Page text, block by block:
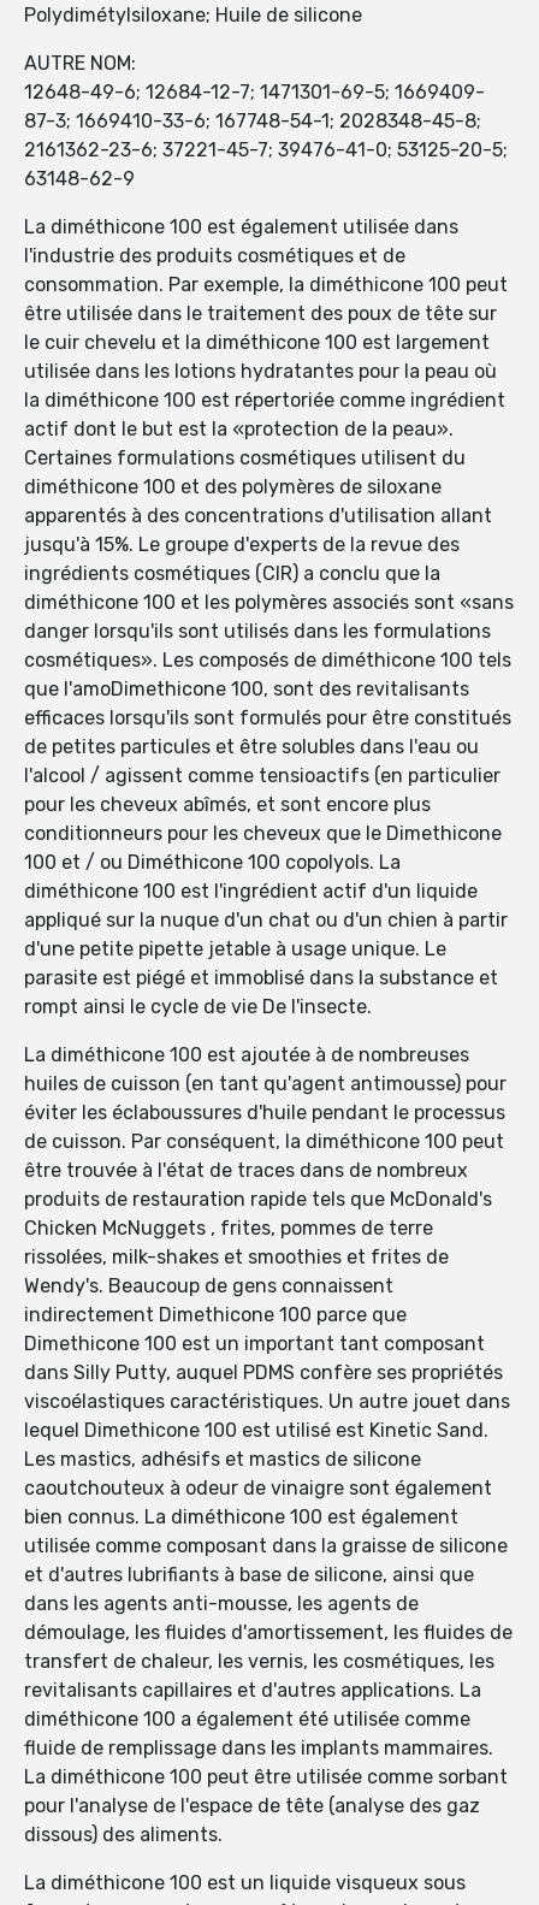
Polydimétylsiloxane; Huile de silicone
AUTRE NOM:
12648-49-6; 12684-12-7; 1471301-69-5; 1669409-
87-3; 1669410-33-6; 167748-54-1; 2028348-45-8;
2161362-23-6; 37221-45-7; 39476-41-0; 53125-20-5;
63148-62-9
La diméthicone 100 est également utilisée dans
l'industrie des produits cosmétiques et de
consommation. Par exemple, la diméthicone 100 peut
être utilisée dans le traitement des poux de tête sur
le cuir chevelu et la diméthicone 100 est largement
utilisée dans les lotions hydratantes pour la peau où
la diméthicone 100 est répertoriée comme ingrédient
actif dont le but est la «protection de la peau».
Certaines formulations cosmétiques utilisent du
diméthicone 100 et des polymères de siloxane
apparentés à des concentrations d'utilisation allant
jusqu'à 15%. Le groupe d'experts de la revue des
ingrédients cosmétiques (CIR) a conclu que la
diméthicone 100 et les polymères associés sont «sans
danger lorsqu'ils sont utilisés dans les formulations
cosmétiques». Les composés de diméthicone 100 tels
que l'amoDimethicone 100, sont des revitalisants
efficaces lorsqu'ils sont formulés pour être constitués
de petites particules et être solubles dans l'eau ou
l'alcool / agissent comme tensioactifs (en particulier
pour les cheveux abîmés, et sont encore plus
conditionneurs pour les cheveux que le Dimethicone
100 et / ou Diméthicone 100 copolyols. La
diméthicone 100 est l'ingrédient actif d'un liquide
appliqué sur la nuque d'un chat ou d'un chien à partir
d'une petite pipette jetable à usage unique. Le
parasite est piégé et immoblisé dans la substance et
rompt ainsi le cycle de vie De l'insecte.
La diméthicone 100 est ajoutée à de nombreuses
huiles de cuisson (en tant qu'agent antimousse) pour
éviter les éclaboussures d'huile pendant le processus
de cuisson. Par conséquent, la diméthicone 100 peut
être trouvée à l'état de traces dans de nombreux
produits de restauration rapide tels que McDonald's
Chicken McNuggets , frites, pommes de terre
rissolées, milk-shakes et smoothies et frites de
Wendy's. Beaucoup de gens connaissent
indirectement Dimethicone 100 parce que
Dimethicone 100 est un important tant composant
dans Silly Putty, auquel PDMS confère ses propriétés
viscoélastiques caractéristiques. Un autre jouet dans
lequel Dimethicone 100 est utilisé est Kinetic Sand.
Les mastics, adhésifs et mastics de silicone
caoutchouteux à odeur de vinaigre sont également
bien connus. La diméthicone 100 est également
utilisée comme composant dans la graisse de silicone
et d'autres lubrifiants à base de silicone, ainsi que
dans les agents anti-mousse, les agents de
démoulage, les fluides d'amortissement, les fluides de
transfert de chaleur, les vernis, les cosmétiques, les
revitalisants capillaires et d'autres applications. La
diméthicone 100 a également été utilisée comme
fluide de remplissage dans les implants mammaires.
La diméthicone 100 peut être utilisée comme sorbant
pour l'analyse de l'espace de tête (analyse des gaz
dissous) des aliments.
La diméthicone 100 est un liquide visqueux sous